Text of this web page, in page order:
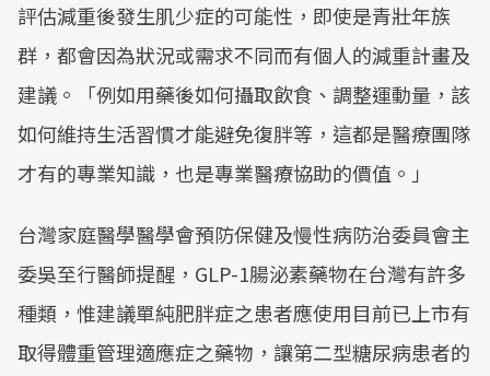
評估減重後發生肌少症的可能性，即使是青壯年族
群，都會因為狀況或需求不同而有個人的減重計畫及
建議。「例如用藥後如何攝取飲食、調整運動量，該
如何維持生活習慣才能避免復胖等，這都是醫療團隊
才有的專業知識，也是專業醫療協助的價值。」
台灣家庭醫學醫學會預防保健及慢性病防治委員會主
委吳至行醫師提醒，GLP-1腸泌素藥物在台灣有許多
種類，惟建議單純肥胖症之患者應使用目前已上市有
取得體重管理適應症之藥物，讓第二型糖尿病患者的